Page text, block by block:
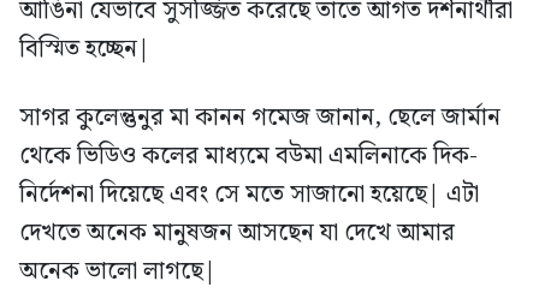
আঙিনা যেভাবে সুসজ্জিত করেছে তাতে আগত দর্শনার্থীরা
বিস্মিত হচ্ছেন|
সাগর কুলেন্তুনুর মা কানন গমেজ জানান, ছেলে জার্মান
থেকে ভিডিও কলের মাধ্যমে বউমা এমলিনাকে দিক-
নির্দেশনা দিয়েছে এবং সে মতে সাজানো হয়েছে| এটা
দেখতে অনেক মানুষজন আসছেন যা দেখে আমার
অনেক ভালো লাগছে|